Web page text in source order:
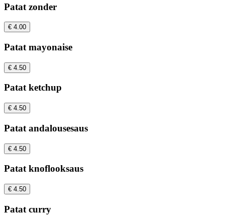
Patat zonder
€ 4.00
Patat mayonaise
€ 4.50
Patat ketchup
€ 4.50
Patat andalousesaus
€ 4.50
Patat knoflooksaus
€ 4.50
Patat curry